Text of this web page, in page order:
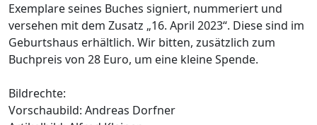
Exemplare seines Buches signiert, nummeriert und
versehen mit dem Zusatz „16. April 2023“. Diese sind im
Geburtshaus erhältlich. Wir bitten, zusätzlich zum
Buchpreis von 28 Euro, um eine kleine Spende.
Bildrechte:
Vorschaubild: Andreas Dorfner